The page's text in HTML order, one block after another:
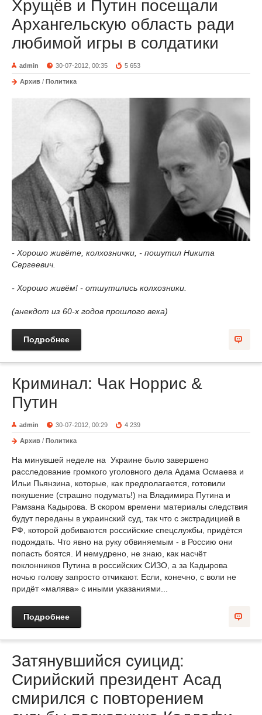
Хрущёв и Путин посещали
Архангельскую область ради
любимой игры в солдатики
admin 30-07-2012, 00:35 5 653
Архив / Политика
- Хорошо живёте, колхознички, - пошутил Никита
Сергеевич.
- Хорошо живём! - отшутились колхозники.
(анекдот из 60-х годов прошлого века)
Подробнее
Криминал: Чак Норрис &
Путин
admin 30-07-2012, 00:29 4 239
Архив / Политика
На минувшей неделе на Украине было завершено
расследование громкого уголовного дела Адама Осмаева и
Ильи Пьянзина, которые, как предполагается, готовили
покушение (страшно подумать!) на Владимира Путина и
Рамзана Кадырова. В скором времени материалы следствия
будут переданы в украинский суд, так что с экстрадицией в
РФ, которой добиваются российские спецслужбы, придётся
подождать. Что явно на руку обвиняемым - в Россию они
попасть боятся. И немудрено, не знаю, как насчёт
поклонников Путина в российских СИЗО, а за Кадырова
ночью голову запросто отчикают. Если, конечно, с воли не
придёт «малява» с иными указаниями...
Подробнее
Затянувшийся суицид:
Сирийский президент Асад
смирился с повторением